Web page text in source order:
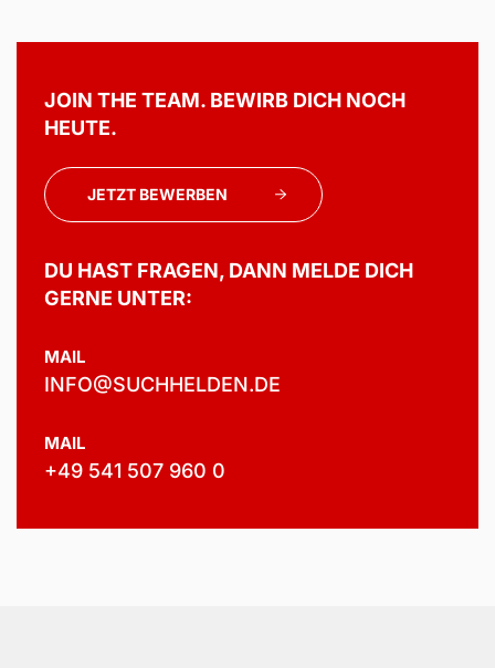
JOIN THE TEAM. BEWIRB DICH NOCH
HEUTE.
JETZT BEWERBEN
DU HAST FRAGEN, DANN MELDE DICH
GERNE UNTER:
MAIL
INFO@SUCHHELDEN.DE
MAIL
+49 541 507 960 0